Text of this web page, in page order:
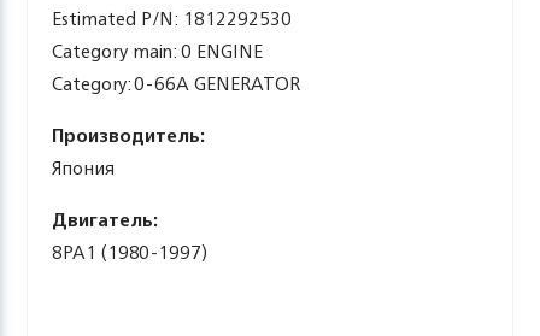
Estimated P/N: 1812292530
Category main: 0 ENGINE
Category: 0-66A GENERATOR
Производитель:
Япония
Двигатель:
8PA1 (1980-1997)